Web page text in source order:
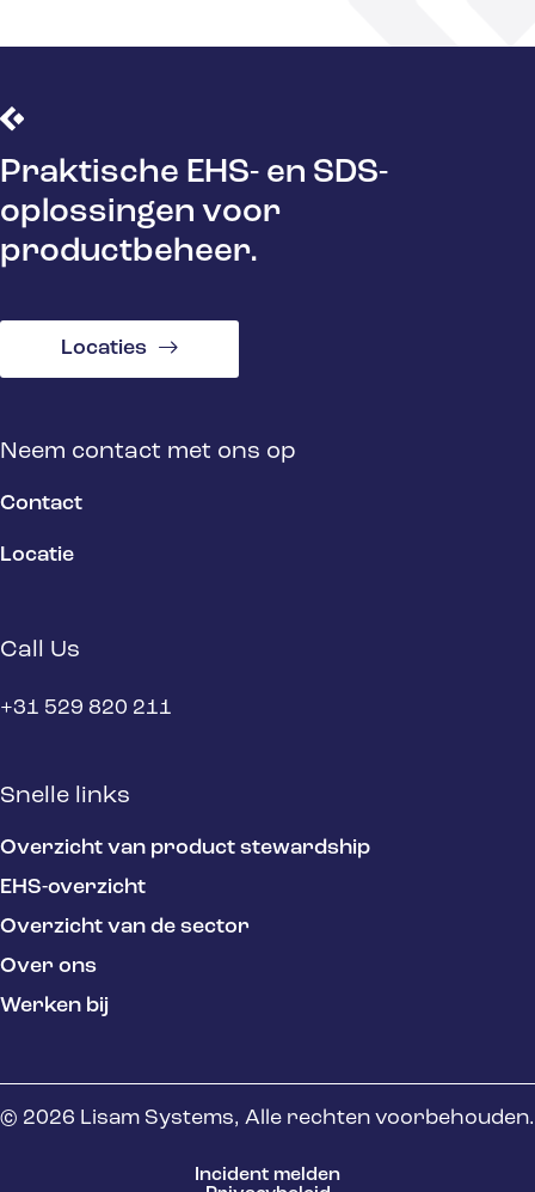
Praktische EHS- en SDS-
oplossingen voor
productbeheer.
Locaties
Neem contact met ons op
Contact
Locatie
Call Us
+31 529 820 211
Snelle links
Overzicht van product stewardship
EHS-overzicht
Overzicht van de sector
Over ons
Werken bij
© 2026 Lisam Systems, Alle rechten voorbehouden.
Incident melden